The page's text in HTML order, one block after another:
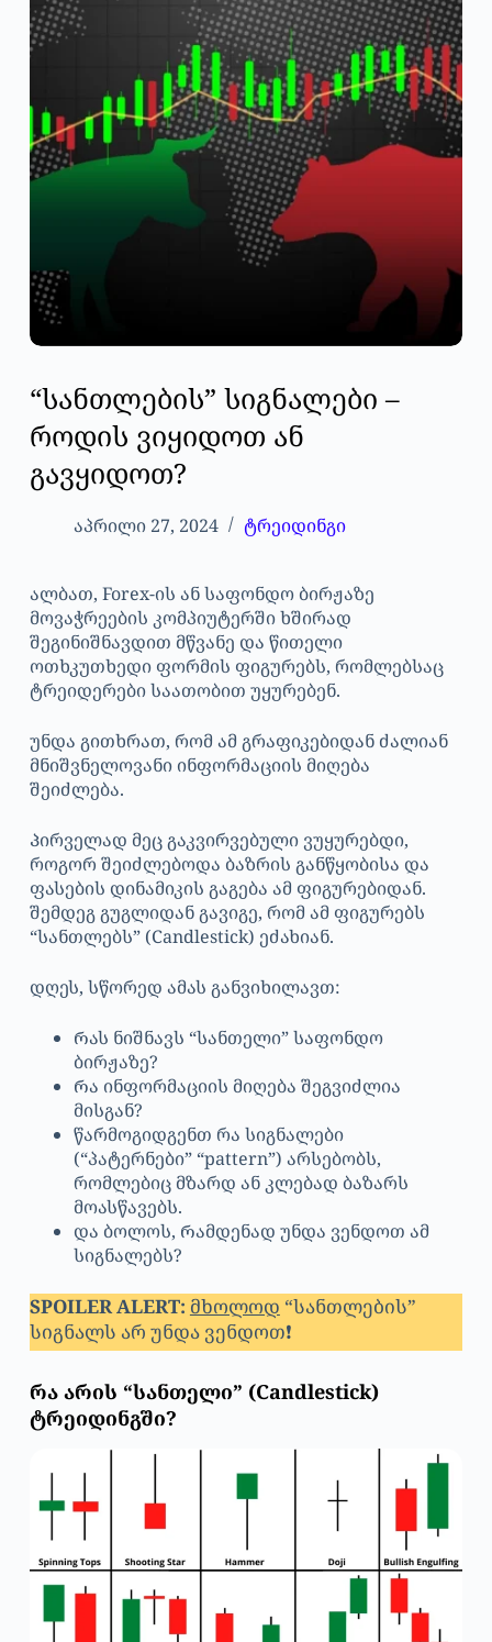
“სანთლების” სიგნალები –
როდის ვიყიდოთ ან
გავყიდოთ?
აპრილი 27, 2024 ტრეიდინგი
ალბათ, Forex-ის ან საფონდო ბირჟაზე
მოვაჭრეების კომპიუტერში ხშირად
შეგინიშნავდით მწვანე და წითელი
ოთხკუთხედი ფორმის ფიგურებს, რომლებსაც
ტრეიდერები საათობით უყურებენ.
უნდა გითხრათ, რომ ამ გრაფიკებიდან ძალიან
მნიშვნელოვანი ინფორმაციის მიღება
შეიძლება.
Პირველად მეც გაკვირვებული ვუყურებდი,
როგორ შეიძლებოდა ბაზრის განწყობისა და
ფასების დინამიკის გაგება ამ ფიგურებიდან.
შემდეგ გუგლიდან გავიგე, რომ ამ ფიგურებს
“სანთლებს” (Candlestick) ეძახიან.
დღეს, სწორედ ამას განვიხილავთ:
Რას ნიშნავს “სანთელი” საფონდო
ბირჟაზე?
Რა ინფორმაციის მიღება შეგვიძლია
მისგან?
წარმოგიდგენთ რა სიგნალები
(“პატერნები” “pattern”) არსებობს,
რომლებიც მზარდ ან კლებად ბაზარს
მოასწავებს.
და ბოლოს, Რამდენად უნდა ვენდოთ ამ
სიგნალებს?
SPOILER ALERT: მხოლოდ “სანთლების”
სიგნალს არ უნდა ვენდოთ❗
რა არის “სანთელი” (Candlestick)
ტრეიდინგში?